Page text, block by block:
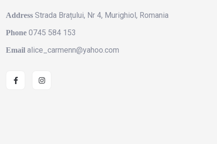
Address Strada Brațului, Nr 4, Murighiol, Romania
Phone 0745 584 153
Email alice_carmenn@yahoo.com